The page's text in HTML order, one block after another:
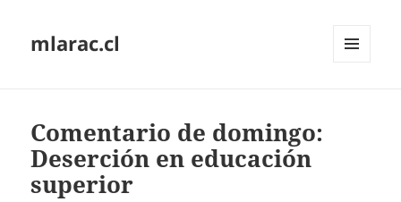
mlarac.cl
Comentario de domingo:
Deserción en educación
superior